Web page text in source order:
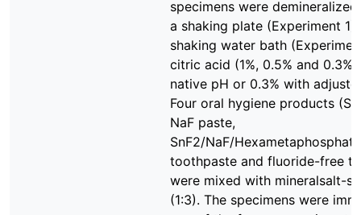
specimens were
a shaking plate (Experiment 1)
shaking water bath
citric acid (1%, 0.5% and 0.3%
native pH or 0.3% with
Four oral hygiene products
NaF paste,
SnF2/NaF/
toothpaste and fluoride-free
were mixed with mineralsalt-
(1:3). The specimens were